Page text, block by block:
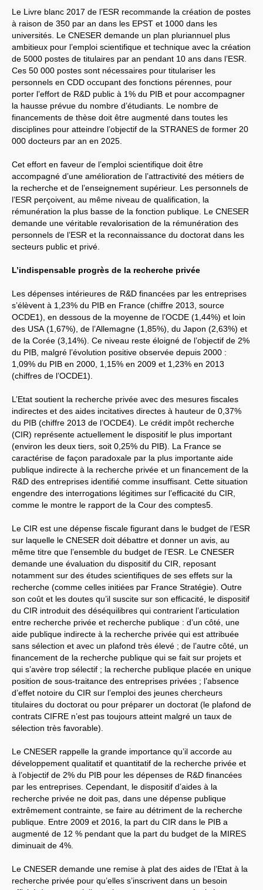
Le Livre blanc 2017 de l’ESR recommande la création de postes
à raison de 350 par an dans les EPST et 1000 dans les
universités. Le CNESER demande un plan pluriannuel plus
ambitieux pour l’emploi scientifique et technique avec la création
de 5000 postes de titulaires par an pendant 10 ans dans l’ESR
Ces 50 000 postes sont nécessaires pour titulariser les
personnels en CDD occupant des fonctions pérennes, pour
porter l’effort de R&D public à 1% du PIB et pour accompagner
la hausse prévue du nombre d’étudiants. Le nombre de
financements de thèse doit être augmenté dans toutes les
disciplines pour atteindre l’objectif de la STRANES de former 20
000 docteurs par an en 2025.
Cet effort en faveur de l’emploi scientifique doit être
accompagné d’une amélioration de l’attractivité des métiers de
la recherche et de l’enseignement supérieur. Les personnels de
l’ESR perçoivent, au même niveau de qualification, la
rémunération la plus basse de la fonction publique. Le CNESER
demande une véritable revalorisation de la rémunération des
personnels de l’ESR et la reconnaissance du doctorat dans les
secteurs public et privé.
L’indispensable progrès de la recherche privée
Les dépenses intérieures de R&D financées par les entreprises
s’élèvent à 1,23% du PIB en France (chiffre 2013, source
OCDE1), en dessous de la moyenne de l’OCDE (1,44%) et loin
des USA (1,67%), de l’Allemagne (1,85%), du Japon (2,63%) et
de la Corée (3,14%). Ce niveau reste éloigné de l’objectif de 2%
du PIB , malgré l’évolution positive observée depuis 2000 :
1,09% du PIB en 2000, 1,15% en 2009 et 1,23% en 2013
(chiffres de l’OCDE1).
L’Etat soutient la recherche privée avec des mesures fiscales
indirectes et des aides incitatives directes à hauteur de 0,37%
du PIB (chiffre 2013 de l’OCDE4). Le crédit impôt recherche
(CIR) représente actuellement le dispositif le plus important
(environ les deux tiers, soit 0,25% du PIB). La France se
caractérise de façon paradoxale par la plus importante aide
publique indirecte à la recherche privée et un financement de la
R&D des entreprises identifié comme insuffisant. Cette situation
engendre des interrogations légitimes sur l’efficacité du CIR
comme le montre le rapport de la Cour des comptes5.
Le CIR est une dépense fiscale figurant dans le budget de l’ESR
sur laquelle le CNESER doit débattre et donner un avis, au
même titre que l’ensemble du budget de l’ESR . Le CNESER
demande une évaluation du dispositif du CIR , reposant
notamment sur des études scientifiques de ses effets sur la
recherche (comme celles initiées par France Stratégie). Outre
son coût et les doutes qu’il suscite sur son efficacité, le dispositif
du CIR introduit des déséquilibres qui contrarient l’articulation
entre recherche privée et recherche publique : d’un côté, une
aide publique indirecte à la recherche privée qui est attribuée
sans sélection et avec un plafond très élevé ; de l’autre côté, un
financement de la recherche publique qui se fait sur projets et
qui s’avère trop sélectif ; la recherche publique placée en unique
position de sous-traitance des entreprises privées ; l’absence
d’effet notoire du CIR sur l’emploi des jeunes chercheurs
titulaires du doctorat ou pour préparer un doctorat (le plafond de
contrats CIFRE n’est pas toujours atteint malgré un taux de
sélection très favorable).
Le CNESER rappelle la grande importance qu’il accorde au
développement qualitatif et quantitatif de la recherche privée et
à l’objectif de 2% du PIB pour les dépenses de R&D financées
par les entreprises. Cependant, le dispositif d’aides à la
recherche privée ne doit pas, dans une dépense publique
extrêmement contrainte, se faire au détriment de la recherche
publique. Entre 2009 et 2016, la part du CIR dans le PIB a
augmenté de 12 % pendant que la part du budget de la MIRES
diminuait de 4%.
Le CNESER demande une remise à plat des aides de l’Etat à la
recherche privée pour qu’elles s’inscrivent dans un besoin